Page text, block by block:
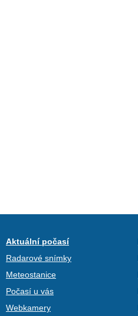
Aktuální počasí
Radarové snímky
Meteostanice
Počasí u vás
Webkamery